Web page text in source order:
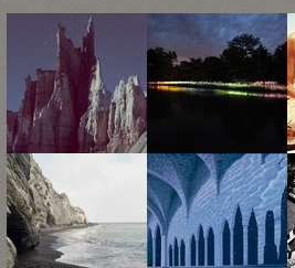
Неизведанные
локации в
фотокарточках
Рубена ...
«Поле света»
—
инсталляция
Брюса ...